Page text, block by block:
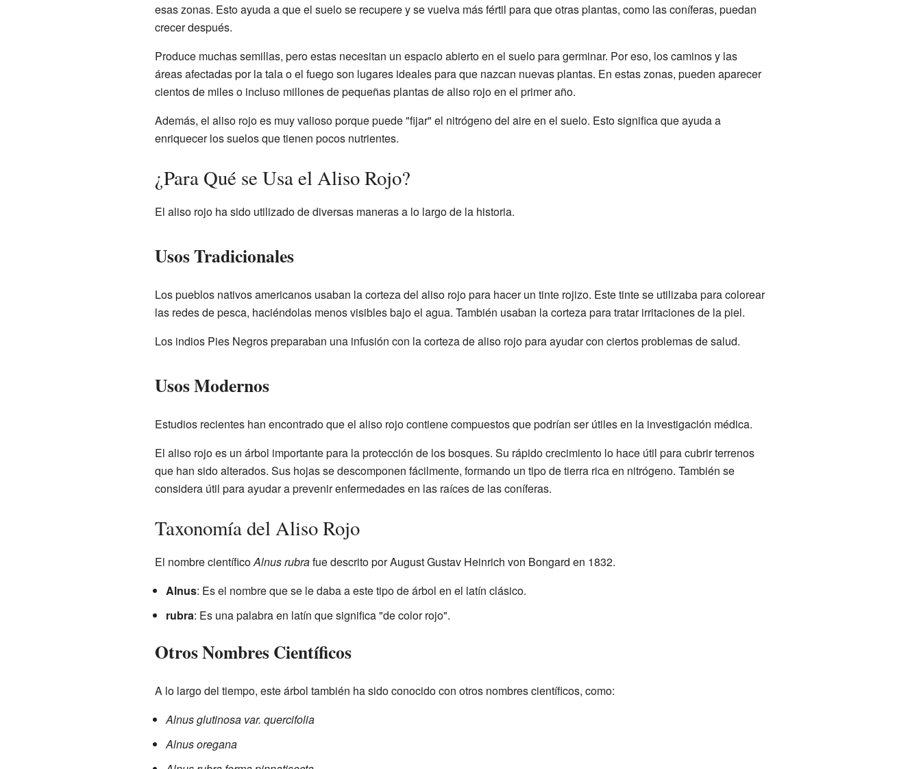
esas zonas. Esto ayuda a que el suelo se recupere y se vuelva más fértil para que otras plantas, como las coníferas, puedan
crecer después.
Produce muchas semillas, pero estas necesitan un espacio abierto en el suelo para germinar. Por eso, los caminos y las
áreas afectadas por la tala o el fuego son lugares ideales para que nazcan nuevas plantas. En estas zonas, pueden aparecer
cientos de miles o incluso millones de pequeñas plantas de aliso rojo en el primer año.
Además, el aliso rojo es muy valioso porque puede "fijar" el nitrógeno del aire en el suelo. Esto significa que ayuda a
enriquecer los suelos que tienen pocos nutrientes.
¿Para Qué se Usa el Aliso Rojo?
El aliso rojo ha sido utilizado de diversas maneras a lo largo de la historia.
Usos Tradicionales
Los pueblos nativos americanos usaban la corteza del aliso rojo para hacer un tinte rojizo. Este tinte se utilizaba para colorear
las redes de pesca, haciéndolas menos visibles bajo el agua. También usaban la corteza para tratar irritaciones de la piel.
Los indios Pies Negros preparaban una infusión con la corteza de aliso rojo para ayudar con ciertos problemas de salud.
Usos Modernos
Estudios recientes han encontrado que el aliso rojo contiene compuestos que podrían ser útiles en la investigación médica.
El aliso rojo es un árbol importante para la protección de los bosques. Su rápido crecimiento lo hace útil para cubrir terrenos
que han sido alterados. Sus hojas se descomponen fácilmente, formando un tipo de tierra rica en nitrógeno. También se
considera útil para ayudar a prevenir enfermedades en las raíces de las coníferas.
Taxonomía del Aliso Rojo
El nombre científicoAlnus rubrafue descrito por August Gustav Heinrich von Bongard en 1832.
Alnus: Es el nombre que se le daba a este tipo de árbol en el latín clásico.
rubra: Es una palabra en latín que significa "de color rojo".
Otros Nombres Científicos
A lo largo del tiempo, este árbol también ha sido conocido con otros nombres científicos, como:
Alnus glutinosa var. quercifolia
Alnus oregana